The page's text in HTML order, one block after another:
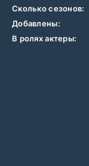
Сколько сезонов:
Добавлены:
В ролях актеры: